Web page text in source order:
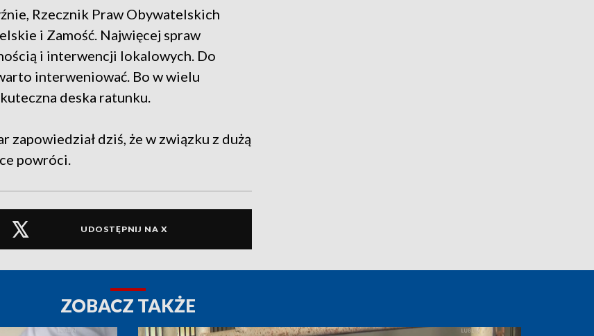
Rzecznik Praw Obywatelskich
i Zamość. Najwięcej spraw
i interwencji lokalowych. Do
interweniować. Bo w wielu
deska ratunku.
dziś, że w związku z dużą
powróci.
UDOSTĘPNIJ NA X
ZOBACZ TAKŻE